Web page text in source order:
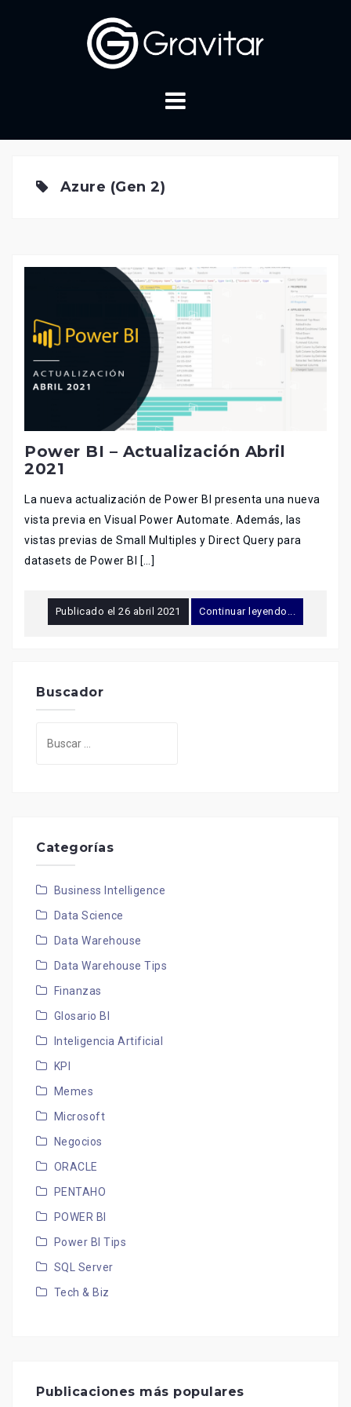
Azure (Gen 2)
Power BI – Actualización Abril
2021
La nueva actualización de Power BI presenta una nueva
vista previa en Visual Power Automate. Además, las
vistas previas de Small Multiples y Direct Query para
datasets de Power BI […]
Publicado el26 abril 2021 Continuar leyendo...
Buscador
Categorías
Business Intelligence
Data Science
Data Warehouse
Data Warehouse Tips
Finanzas
Glosario BI
Inteligencia Artificial
KPI
Memes
Microsoft
Negocios
ORACLE
PENTAHO
POWER BI
Power BI Tips
SQL Server
Tech & Biz
Publicaciones más populares